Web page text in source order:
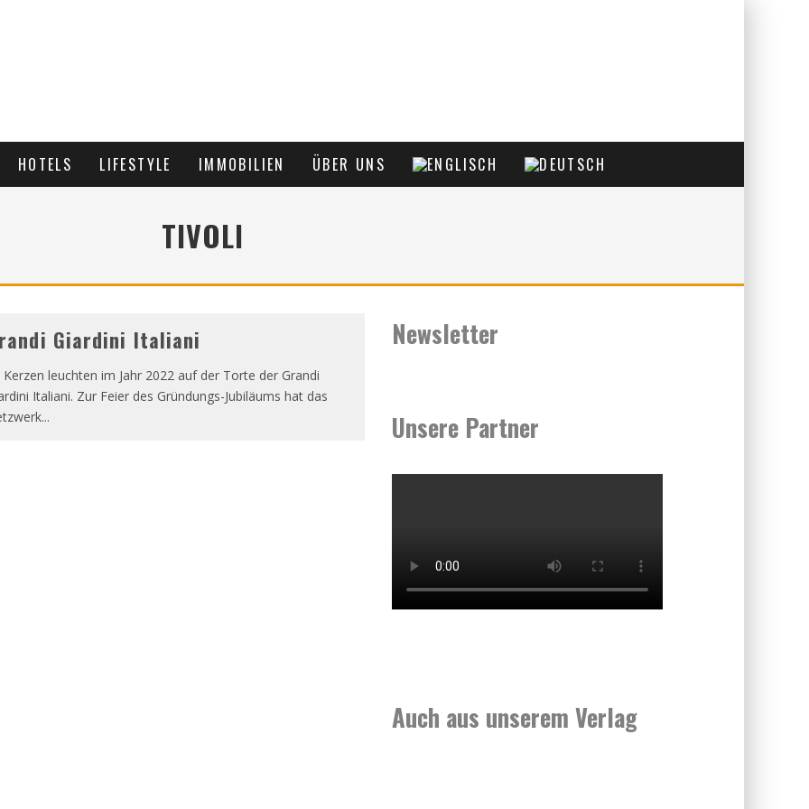
HOTELS LIFESTYLE IMMOBILIEN ÜBER UNS
TIVOLI
Giardini Italiani
Kerzen leuchten im Jahr 2022 auf der Torte der Grandi
Italiani. Zur Feier des Gründungs-Jubiläums hat das
...
Newsletter
Unsere Partner
Auch aus unserem Verlag